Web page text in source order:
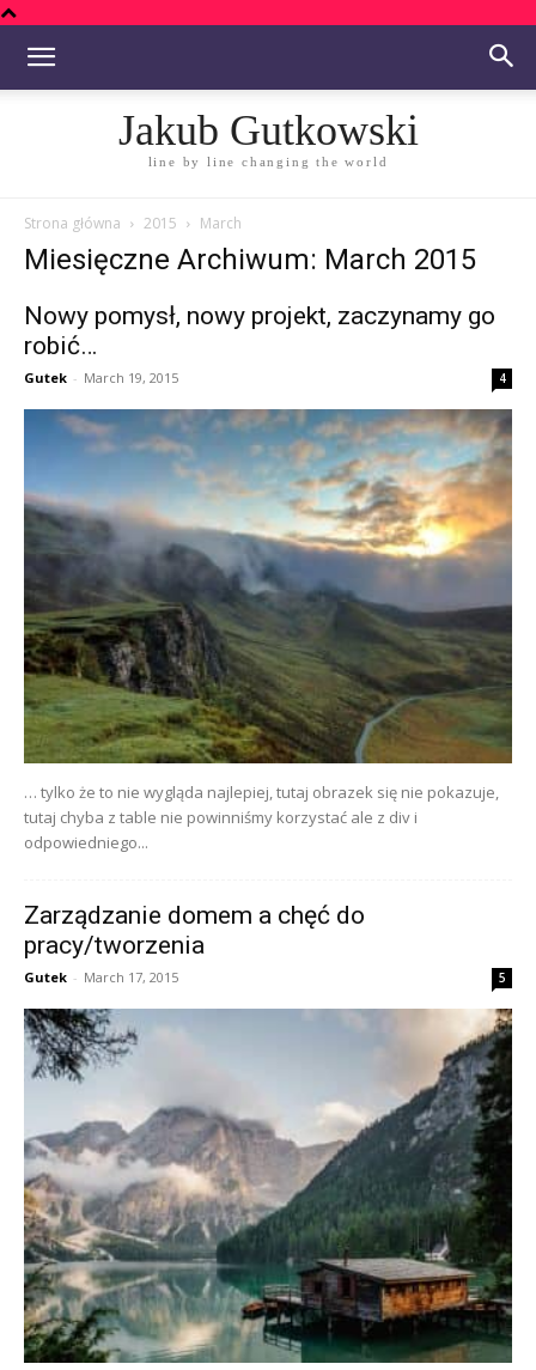
Jakub Gutkowski
line by line changing the world
Strona główna 2015 March
Miesięczne Archiwum: March 2015
Nowy pomysł, nowy projekt, zaczynamy go
robić…
Gutek - March 19, 2015 4
… tylko że to nie wygląda najlepiej, tutaj obrazek się nie pokazuje,
tutaj chyba z table nie powinniśmy korzystać ale z div i
odpowiedniego...
Zarządzanie domem a chęć do
pracy/tworzenia
Gutek - March 17, 2015 5